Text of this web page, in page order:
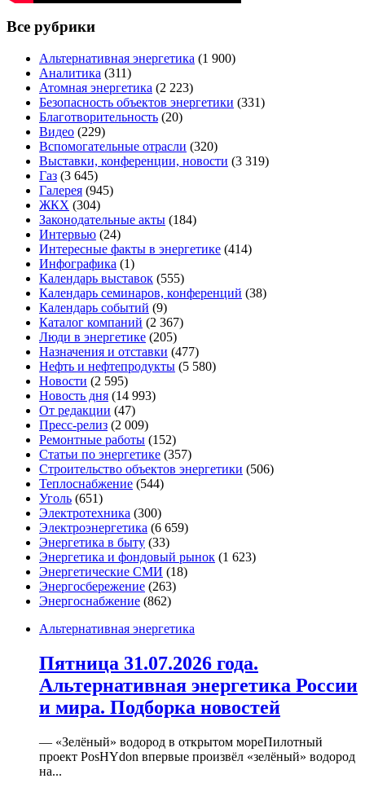
Все рубрики
Альтернативная энергетика (1 900)
Аналитика (311)
Атомная энергетика (2 223)
Безопасность объектов энергетики (331)
Благотворительность (20)
Видео (229)
Вспомогательные отрасли (320)
Выставки, конференции, новости (3 319)
Газ (3 645)
Галерея (945)
ЖКХ (304)
Законодательные акты (184)
Интервью (24)
Интересные факты в энергетике (414)
Инфографика (1)
Календарь выставок (555)
Календарь семинаров, конференций (38)
Календарь событий (9)
Каталог компаний (2 367)
Люди в энергетике (205)
Назначения и отставки (477)
Нефть и нефтепродукты (5 580)
Новости (2 595)
Новость дня (14 993)
От редакции (47)
Пресс-релиз (2 009)
Ремонтные работы (152)
Статьи по энергетике (357)
Строительство объектов энергетики (506)
Теплоснабжение (544)
Уголь (651)
Электротехника (300)
Электроэнергетика (6 659)
Энергетика в быту (33)
Энергетика и фондовый рынок (1 623)
Энергетические СМИ (18)
Энергосбережение (263)
Энергоснабжение (862)
Альтернативная энергетика
Пятница 31.07.2026 года.
Альтернативная энергетика России
и мира. Подборка новостей
— «Зелёный» водород в открытом мореПилотный
проект PosHYdon впервые произвёл «зелёный» водород
на...